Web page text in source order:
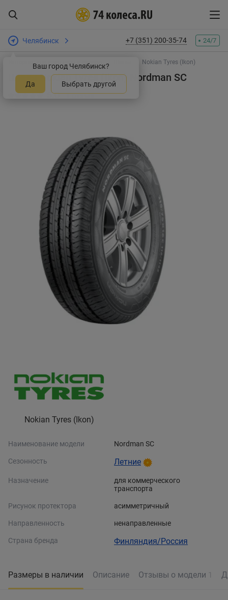
Челябинск
Ваш город Челябинск?
Да Выбрать другой
+7 (351) 200-35-74 24/7
Интернет-магазин шин и дисков Nokian Tyres (Ikon)
Шины Nokian Tyres (Ikon) Nordman SC
5.0 1 отзыв
Nokian Tyres (Ikon)
Наименование модели Nordman SC
Сезонность Летние
Назначение
для коммерческого
транспорта
Рисунок протектора асимметричный
Направленность ненаправленные
Страна бренда Финляндия/Россия
Размеры в наличии Описание Отзывы о модели 1